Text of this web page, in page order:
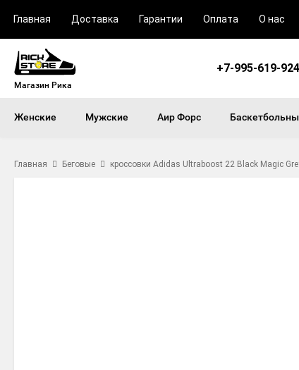
Главная Доставка Гарантии Оплата О нас
Магазин Рика
+7-995-619-
Женские Мужские Аир Форс
Главная Беговые кроссовки Adidas Ultraboost 22 Black Magic